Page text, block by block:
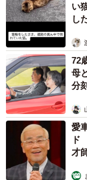
い
し
72
母
分
愛
ド
才